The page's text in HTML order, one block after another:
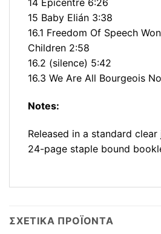
15 Baby Elián 3:38
16.1 Freedom Of Speech
Children 2:58
16.2 (silence) 5:42
16.3 We Are All Bourgeois
Notes:
Released in a standard
24-page staple bound
ΣΧΕΤΙΚΆ ΠΡΟΪΌΝΤΑ